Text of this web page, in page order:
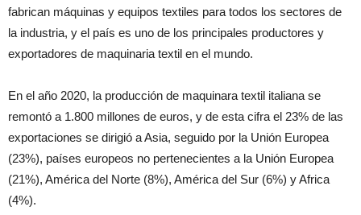
fabrican máquinas y equipos textiles para todos los sectores de
la industria, y el país es uno de los principales productores y
exportadores de maquinaria textil en el mundo.
En el año 2020, la producción de maquinara textil italiana se
remontó a 1.800 millones de euros, y de esta cifra el 23% de las
exportaciones se dirigió a Asia, seguido por la Unión Europea
(23%), países europeos no pertenecientes a la Unión Europea
(21%), América del Norte (8%), América del Sur (6%) y Africa
(4%).